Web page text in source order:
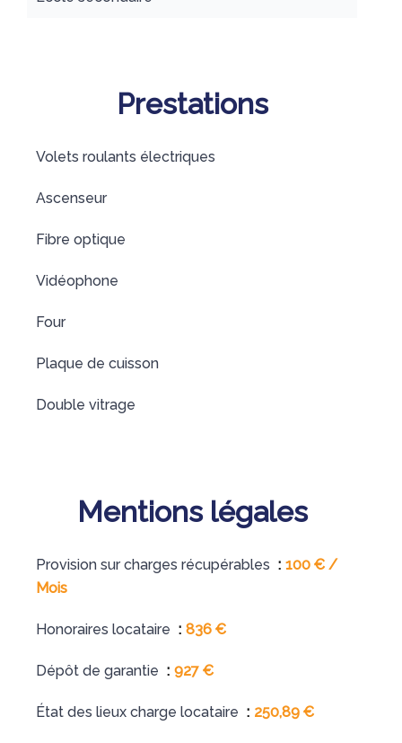
Prestations
Volets roulants électriques
Ascenseur
Fibre optique
Vidéophone
Four
Plaque de cuisson
Double vitrage
Mentions légales
Provision sur charges récupérables
100 € /
Mois
Honoraires locataire 836 €
Dépôt de garantie 927 €
État des lieux charge locataire 250,89 €